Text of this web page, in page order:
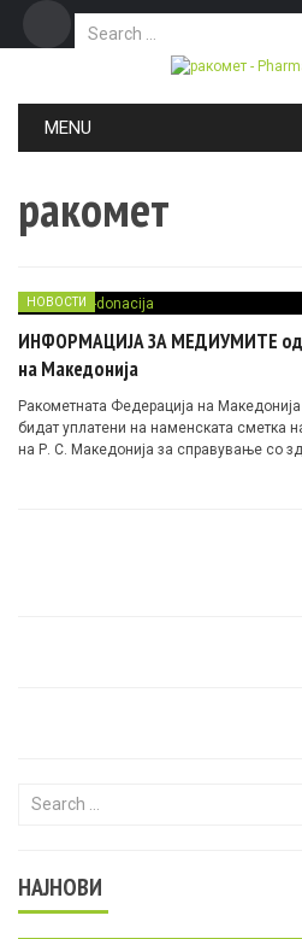
Search for:
MENU
ракомет
НОВОСТИ
ИНФОРМАЦИЈА ЗА МЕДИУМИТЕ од
на Македонија
Ракометната Федерација на
бидат уплатени на наменската сметка
на Р. С. Македонија за справување со
Search for:
НАЈНОВИ